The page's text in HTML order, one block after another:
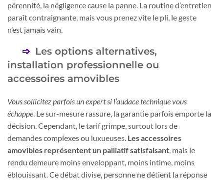
pérennité, la négligence cause la panne. La routine d’entretien
paraît contraignante, mais vous prenez vite le pli, le geste
n’est jamais vain.
Les options alternatives,
installation professionnelle ou
accessoires amovibles
Vous sollicitez parfois un expert si l’audace technique vous
échappe. Le sur-mesure rassure, la garantie parfois emporte la
décision. Cependant, le tarif grimpe, surtout lors de
demandes complexes ou luxueuses. Les accessoires
amovibles représentent un palliatif satisfaisant, mais le
rendu demeure moins enveloppant, moins intime, moins
éblouissant. Ce débat divise, personne ne détient la réponse